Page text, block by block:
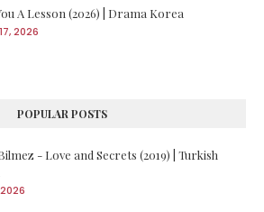
A Lesson (2026) | Drama Korea
2026
POPULAR POSTS
- Love and Secrets (2019) | Turkish